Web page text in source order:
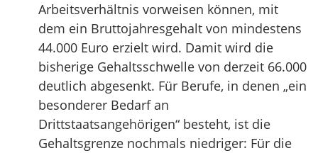
Arbeitsverhältnis vorweisen können, mit
dem ein Bruttojahresgehalt von mindestens
44.000 Euro erzielt wird. Damit wird die
bisherige Gehaltsschwelle von derzeit 66.000
deutlich abgesenkt. Für Berufe, in denen „ein
besonderer Bedarf an
Drittstaatsangehörigen“ besteht, ist die
Gehaltsgrenze nochmals niedriger: Für die